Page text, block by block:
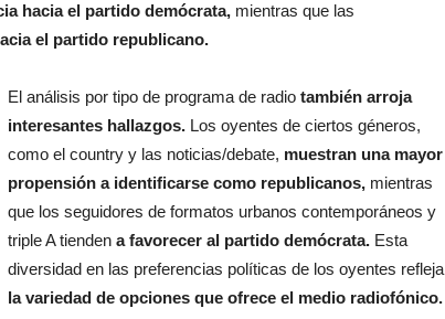
hacia el partido demócrata, mientras que las
el partido republicano.
El análisis por tipo de programa de radio también arroja
interesantes hallazgos. Los oyentes de ciertos géneros,
como el country y las noticias/debate, muestran una mayor
propensión a identificarse como republicanos, mientras
que los seguidores de formatos urbanos contemporáneos y
triple A tienden a favorecer al partido demócrata. Esta
diversidad en las preferencias políticas de los oyentes refleja
la variedad de opciones que ofrece el medio radiofónico.